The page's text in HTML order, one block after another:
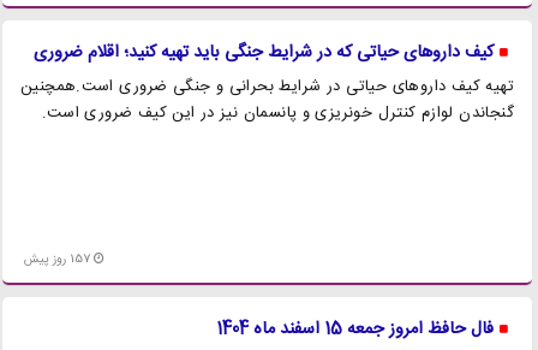
کیف داروهای حیاتی که در شرایط جنگی باید تهیه کنید؛ اقلام ضروری
تهیه کیف داروهای حیاتی در شرایط بحرانی و جنگی ضروری است.همچنین
گنجاندن لوازم کنترل خونریزی و پانسمان نیز در این کیف ضروری است.
157 روز پیش
فال حافظ امروز جمعه 15 اسفند ماه 1404